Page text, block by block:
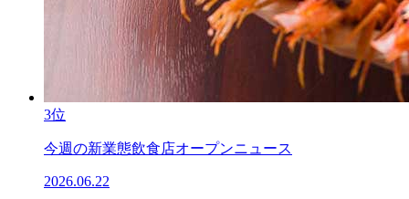
3位
今週の新業態飲食店オープンニュース
2026.06.22